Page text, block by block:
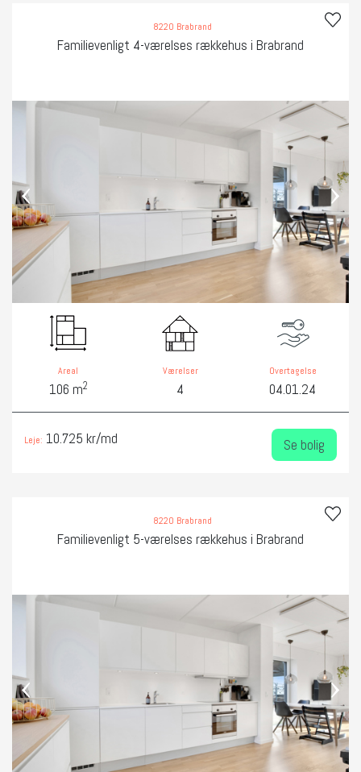
8220 Brabrand
Familievenligt 4-værelses rækkehus i Brabrand
‹ ›
Areal
106 m2
Værelser
4
Overtagelse
04.01.24
Leje: 10.725 kr/md Se bolig
8220 Brabrand
Familievenligt 5-værelses rækkehus i Brabrand
‹ ›